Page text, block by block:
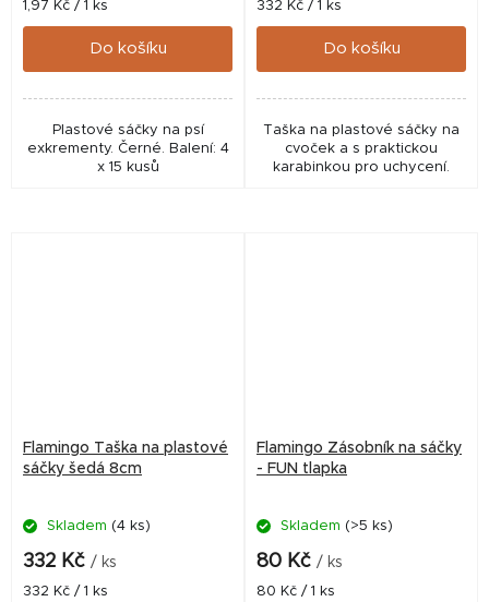
Měrná
cena:
1,97 Kč / 1 ks
Do košíku
Plastové sáčky na psí
exkrementy. Černé. Balení: 4
x 15 kusů
Měrná
cena:
332 Kč / 1 ks
Do košíku
Taška na plastové sáčky na
cvoček a s praktickou
karabinkou pro uchycení.
Flamingo Taška na plastové
sáčky šedá 8cm
Skladem (4 ks)
332 Kč / ks
Měrná
332 Kč / 1 ks
Flamingo Zásobník na sáčky
- FUN tlapka
Skladem (>5 ks)
80 Kč / ks
Měrná
80 Kč / 1 ks